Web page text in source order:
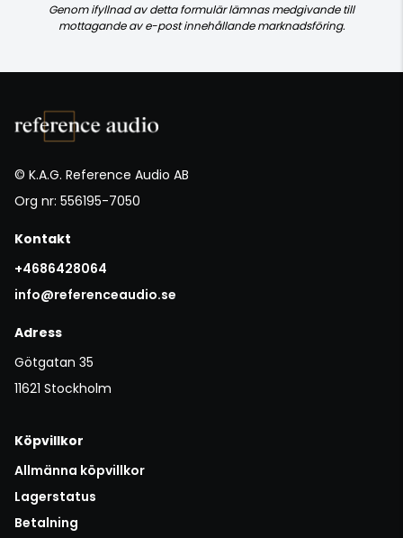
Genom ifyllnad av detta formulär lämnas medgivande till
mottagande av e-post innehållande marknadsföring.
© K.A.G. Reference Audio AB
Org nr: 556195-7050
Kontakt
+4686428064
info@referenceaudio.se
Adress
Götgatan 35
11621 Stockholm
Köpvillkor
Allmänna köpvillkor
Lagerstatus
Betalning